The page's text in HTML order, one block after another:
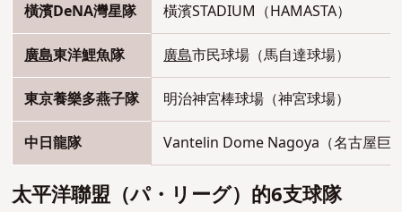
橫濱DeNA灣星隊 橫濱STADIUM（HAMASTA）
廣島東洋鯉魚隊 廣島市民球場（馬自達球場）
東京養樂多燕子隊 明治神宮棒球場（神宮球場）
中日龍隊 Vantelin Dome Nagoya（名古屋巨
太平洋聯盟 （パ・リーグ） 的6支球隊